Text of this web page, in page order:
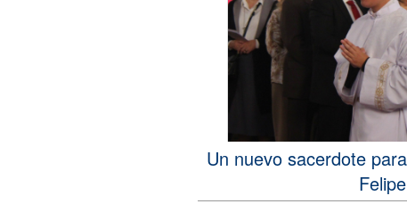
Un nuevo sacerdote
Felipe